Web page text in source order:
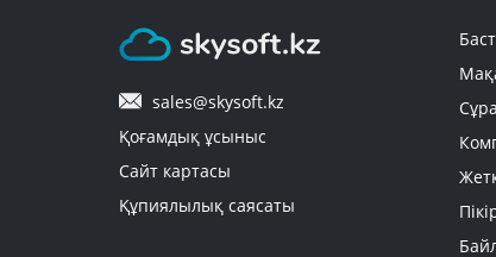
5. Тапсырыс қанша уақытта жеткізіледі?
6. Тауарлар қалай төленеді?
7. Можно ли вернуть приобретенный
sales@skysoft.kz
Қоғамдық ұсыныс
Сайт картасы
Құпиялылық саясаты